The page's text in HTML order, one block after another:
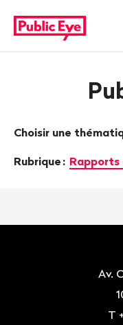
sur
publiceye.ch
rapide
Choisir une
Rubrique : Rapports
Av.
T